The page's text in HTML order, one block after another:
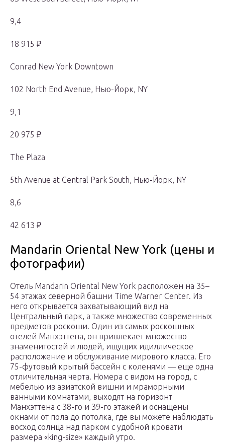
9,4
18 915 ₽
Conrad New York Downtown
102 North End Avenue, Нью-Йорк, NY
9,1
20 975 ₽
The Plaza
5th Avenue at Central Park South, Нью-Йорк, NY
8,6
42 613 ₽
Mandarin Oriental New York (цены и
фотографии)
Отель Mandarin Oriental New York расположен на 35–
54 этажах северной башни Time Warner Center. Из
него открывается захватывающий вид на
Центральный парк, а также множество современных
предметов роскоши. Один из самых роскошных
отелей Манхэттена, он привлекает множество
знаменитостей и людей, ищущих идиллическое
расположение и обслуживание мирового класса. Его
75-футовый крытый бассейн с коленями — еще одна
отличительная черта. Номера с видом на город, с
мебелью из азиатской вишни и мраморными
ванными комнатами, выходят на горизонт
Манхэттена с 38-го и 39-го этажей и оснащены
окнами от пола до потолка, где вы можете наблюдать
восход солнца над парком с удобной кровати
размера «king-size» каждый утро.